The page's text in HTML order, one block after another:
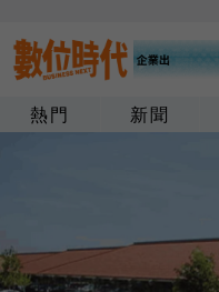
熱門 新聞